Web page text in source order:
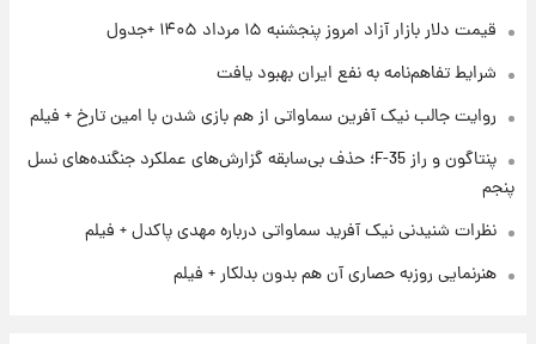
۱ روز پیش
نام خودرو، مبلغ پیش پرداخت و زمان تحویل |
سود مشارکت چند درصد است؟
قیمت دلار بازار آزاد امروز پنجشنبه ۱۵ مرداد ۱۴۰۵ +جدول
شرایط تفاهم‌نامه به نفع ایران بهبود یافت
روایت جالب نیک آفرین سماواتی از هم بازی شدن با امین تارخ + فیلم
پنتاگون و راز F-35؛ حذف بی‌سابقه گزارش‌های عملکرد جنگنده‌های نسل
پنجم
نظرات شنیدنی نیک آفرید سماواتی درباره مهدی پاکدل + فیلم
هنرنمایی روزبه حصاری آن هم بدون بدلکار + فیلم